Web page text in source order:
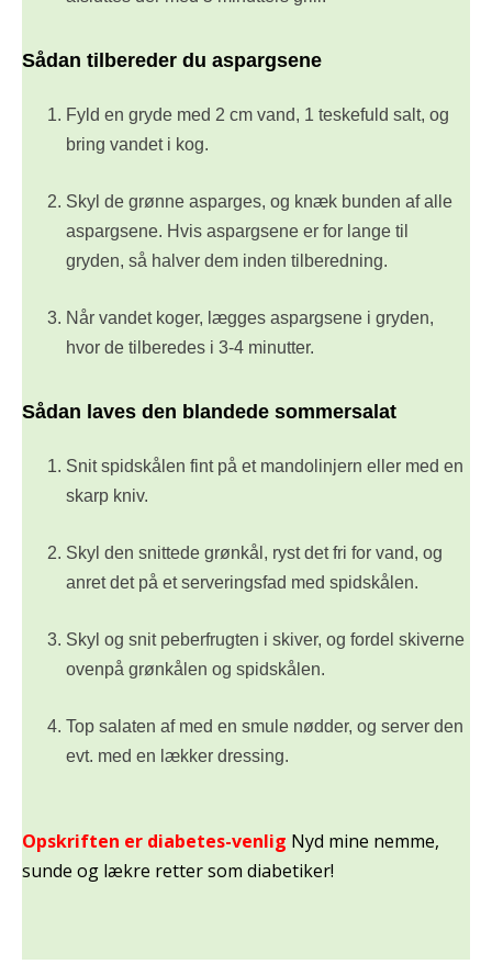
Sådan tilbereder du aspargsene
Fyld en gryde med 2 cm vand, 1 teskefuld salt, og
bring vandet i kog.
Skyl de grønne asparges, og knæk bunden af alle
aspargsene. Hvis aspargsene er for lange til
gryden, så halver dem inden tilberedning.
Når vandet koger, lægges aspargsene i gryden,
hvor de tilberedes i 3-4 minutter.
Sådan laves den blandede sommersalat
Snit spidskålen fint på et mandolinjern eller med en
skarp kniv.
Skyl den snittede grønkål, ryst det fri for vand, og
anret det på et serveringsfad med spidskålen.
Skyl og snit peberfrugten i skiver, og fordel skiverne
ovenpå grønkålen og spidskålen.
Top salaten af med en smule nødder, og server den
evt. med en lækker dressing.
Opskriften er diabetes-venlig Nyd mine nemme,
sunde og lækre retter som diabetiker!